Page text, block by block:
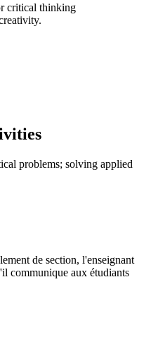
critical thinking
problems; solving applied
de section, l'enseignant
communique aux étudiants